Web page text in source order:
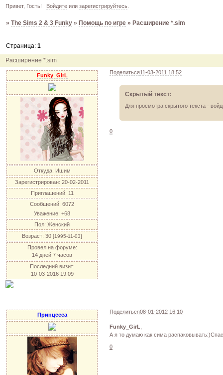
15.11.11
урок
создаём свою обувь! TS3
03.10.11
инфо
город из GTA VC в игре TS3
12.04.11
04.04.11
акция
04.04.11
акция акция "Downloads"
Привет, Гость! Войдитеили зарегистрируйтесь.
»The Sims 2 & 3 Funky » Помощь по игре » Расширение *.sim
Расширение *.sim
Страница:1
Поделиться11-03-2011 18:52
Funky_GirL
Откуда: Ишим
Зарегистрирован: 20-02-2011
Приглашений: 11
Сообщений: 6072
Уважение: +68
Пол: Женский
Возраст: 30 [1995-11-03]
Провел на форуме:
14 дней 7 часов
Последний визит:
10-03-2016 19:09
Скрытый текст:
Для просмотра скрытого текста -
0
Поделиться08-01-2012 16:10
Принцесса
Funky_GirL
А я то думаю как сима
0